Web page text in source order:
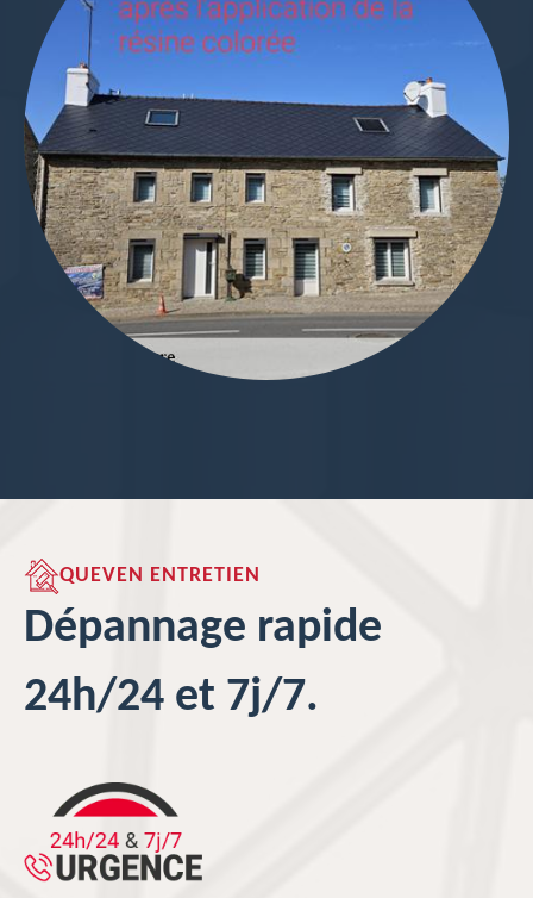
QUEVEN ENTRETIEN
Dépannage rapide
24h/24 et 7j/7.